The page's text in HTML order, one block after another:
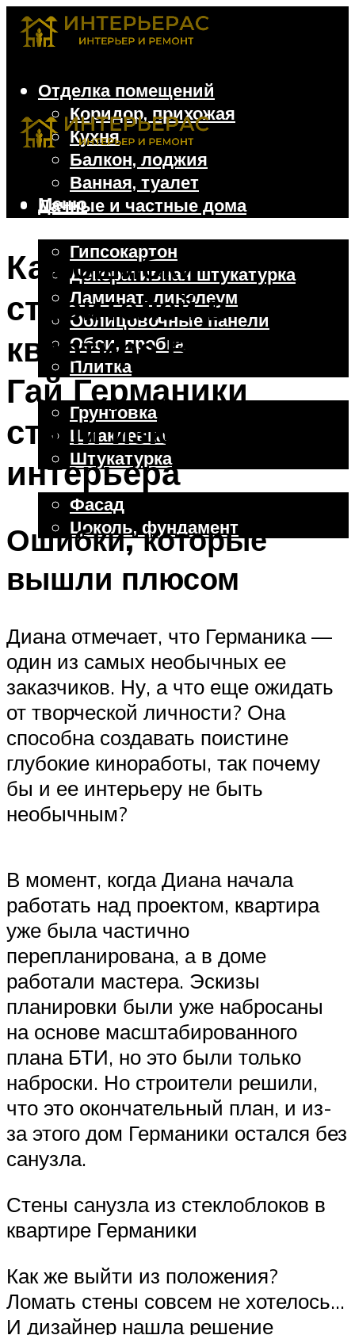
Отделка помещений
Коридор, прихожая
Кухня
Балкон, лоджия
Ванная, туалет
Дачные и частные дома
Гипсокартон
Декоративная штукатурка
Ламинат, линолеум
Облицовочные панели
Обои, пробка
Плитка
Отделочные работы
Грунтовка
Шпаклевка
Штукатурка
Внешняя отделка
Фасад
Цоколь, фундамент
Меню
Меню
Как ошибки
строителей в
квартире Валерии
Гай Германики
стали изюминкой
интерьера
Ошибки, которые
вышли плюсом
Диана отмечает, что Германика —
один из самых необычных ее
заказчиков. Ну, а что еще ожидать
от творческой личности? Она
способна создавать поистине
глубокие киноработы, так почему
бы и ее интерьеру не быть
необычным?
В момент, когда Диана начала
работать над проектом, квартира
уже была частично
перепланирована, а в доме
работали мастера. Эскизы
планировки были уже набросаны
на основе масштабированного
плана БТИ, но это были только
наброски. Но строители решили,
что это окончательный план, и из-
за этого дом Германики остался без
санузла.
Стены санузла из стеклоблоков в
квартире Германики
Как же выйти из положения?
Ломать стены совсем не хотелось…
И дизайнер нашла решение